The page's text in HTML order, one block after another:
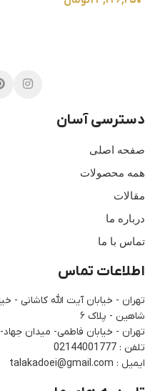
دسترسی آسان
صفحه اصلی
همه محصولات
مقالات
درباره ما
تماس با ما
اطلاعات تماس
تهران - خیابان آیت الله کاشانی -
شاهین - پلاک ۶
تهران - خیابان فاطمی- میدان جهاد-
تلفن : 02144001777
ایمیل : talakadoei@gmail.com